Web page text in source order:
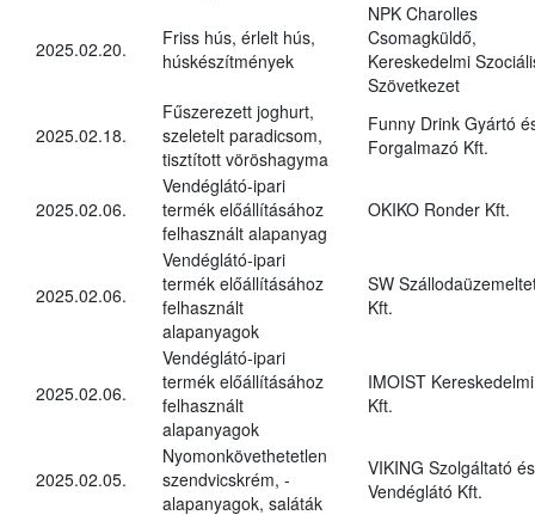
2025.02.20.
Friss hús, érlelt hús,
húskészítmények
NPK Charolles
Csomagküldő,
Kereskedelmi
Szövetkezet
2025.02.18.
Fűszerezett joghurt,
szeletelt paradicsom,
tisztított vöröshagyma
Funny Drink Gyártó
Forgalmazó Kft.
2025.02.06.
Vendéglátó-ipari
termék előállításához
felhasznált alapanyag
OKIKO Ronder Kft.
2025.02.06.
Vendéglátó-ipari
termék előállításához
felhasznált
alapanyagok
SW
Kft.
2025.02.06.
Vendéglátó-ipari
termék előállításához
felhasznált
alapanyagok
IMOIST Kereskedelmi
Kft.
2025.02.05.
Nyomonkövethetetlen
szendvicskrém, -
alapanyagok, saláták
VIKING Szolgáltató és
Vendéglátó Kft.